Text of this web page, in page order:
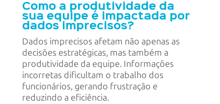
Como a produtividade da
sua equipe é impactada por
dados imprecisos?
Dados imprecisos afetam não apenas as
decisões estratégicas, mas também a
produtividade da equipe. Informações
incorretas dificultam o trabalho dos
funcionários, gerando frustração e
reduzindo a eficiência.